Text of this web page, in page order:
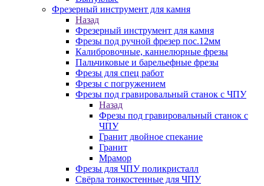
Фрезерный инструмент для камня
Назад
Фрезерный инструмент для камня
Фрезы под ручной фрезер пос.12мм
Калибровочные, каннелюрные фрезы
Пальчиковые и барельефные фрезы
Фрезы для спец работ
Фрезы с погружением
Фрезы под гравировальный станок с ЧПУ
Назад
Фрезы под гравировальный станок с
ЧПУ
Гранит двойное спекание
Гранит
Мрамор
Фрезы для ЧПУ поликристалл
Свёрла тонкостенные для ЧПУ